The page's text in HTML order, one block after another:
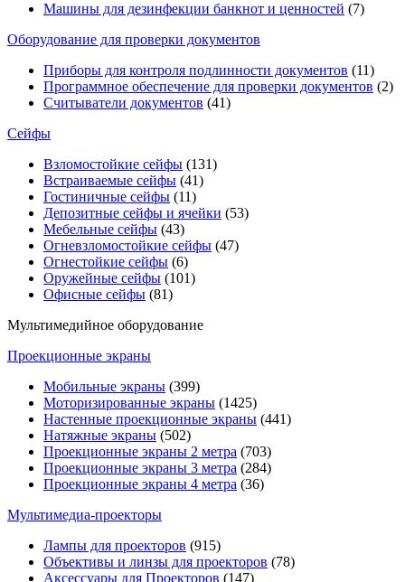
Машины для дезинфекции банкнот и ценностей (7)
Оборудование для проверки документов
Приборы для контроля подлинности документов (11)
Программное обеспечение для проверки документов (2)
Считыватели документов (41)
Сейфы
Взломостойкие сейфы (131)
Встраиваемые сейфы (41)
Гостиничные сейфы (11)
Депозитные сейфы и ячейки (53)
Мебельные сейфы (43)
Огневзломостойкие сейфы (47)
Огнестойкие сейфы (6)
Оружейные сейфы (101)
Офисные сейфы (81)
Мультимедийное оборудование
Проекционные экраны
Мобильные экраны (399)
Моторизированные экраны (1425)
Настенные проекционные экраны (441)
Натяжные экраны (502)
Проекционные экраны 2 метра (703)
Проекционные экраны 3 метра (284)
Проекционные экраны 4 метра (36)
Мультимедиa-проекторы
Лампы для проекторов (915)
Объективы и линзы для проекторов (78)
Аксессуары для Проекторов (147)